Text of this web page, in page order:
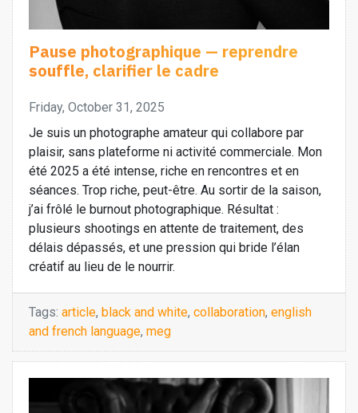
Pause photographique — reprendre
souffle, clarifier le cadre
Friday, October 31, 2025
Je suis un photographe amateur qui collabore par
plaisir, sans plateforme ni activité commerciale. Mon
été 2025 a été intense, riche en rencontres et en
séances. Trop riche, peut-être. Au sortir de la saison,
j’ai frôlé le burnout photographique. Résultat :
plusieurs shootings en attente de traitement, des
délais dépassés, et une pression qui bride l’élan
créatif au lieu de le nourrir.
Tags: article, black and white, collaboration, english
and french language, meg